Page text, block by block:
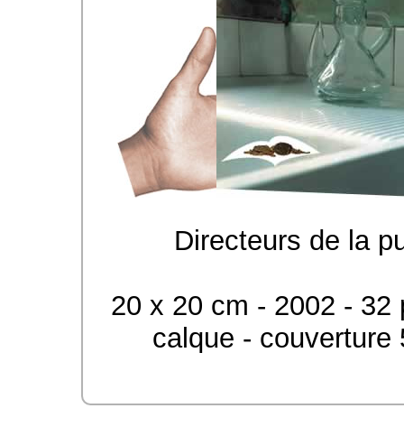
Directeurs de la
20 x 20 cm - 2002 -
calque - couverture